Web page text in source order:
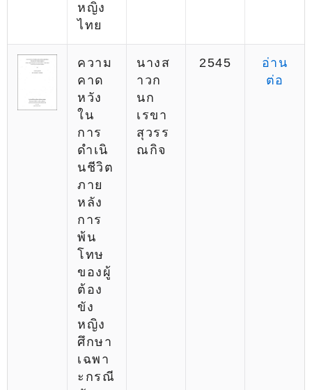
หญิง
ไทย
ความ
คาด
หวัง
ใน
การ
ดำเนิ
นชีวิต
ภาย
หลัง
การ
พ้น
โทษ
ของผู้
ต้อง
ขัง
หญิง
ศึกษา
เฉพา
ะกรณี
นางส
าวก
นก
เรขา
สุวรร
ณกิจ
2545
อ่าน
ต่อ